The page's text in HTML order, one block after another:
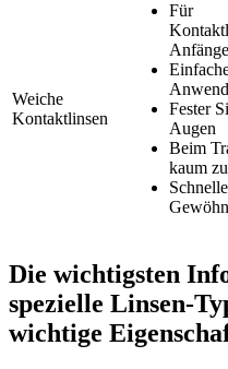
Weiche
Kontaktlinsen
Für
Fester
Augen
Beim
kaum
Schnelle
Die wichtigsten
spezielle Linsen-
wichtige